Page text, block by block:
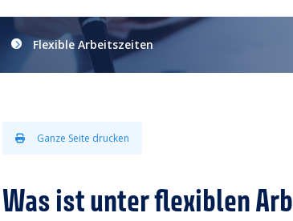
Flexible Arbeitszeiten
Ganze Seite drucken
Was ist unter flexiblen